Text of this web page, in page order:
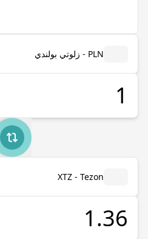
PLN - زلوتي بولندي
XTZ - Tezon